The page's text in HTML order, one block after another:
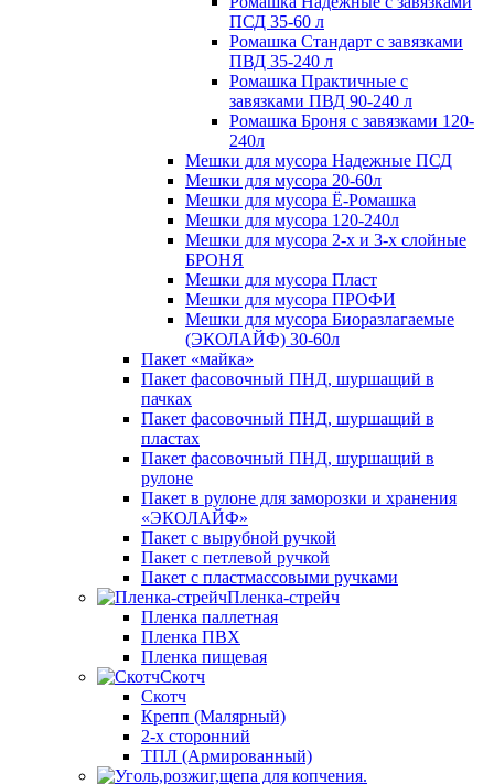
ПСД 35-60 л
Ромашка Стандарт с завязками
ПВД 35-240 л
Ромашка Практичные с
завязками ПВД 90-240 л
Ромашка Броня с завязками 120-
240л
Мешки для мусора Надежные ПСД
Мешки для мусора 20-60л
Мешки для мусора Ё-Ромашка
Мешки для мусора 120-240л
Мешки для мусора 2-х и 3-х слойные
БРОНЯ
Мешки для мусора Пласт
Мешки для мусора ПРОФИ
Мешки для мусора Биоразлагаемые
(ЭКОЛАЙФ) 30-60л
Пакет «майка»
Пакет фасовочный ПНД, шуршащий в
пачках
Пакет фасовочный ПНД, шуршащий в
пластах
Пакет фасовочный ПНД, шуршащий в
рулоне
Пакет в рулоне для заморозки и хранения
«ЭКОЛАЙФ»
Пакет с вырубной ручкой
Пакет с петлевой ручкой
Пакет с пластмассовыми ручками
Пленка-стрейч
Пленка паллетная
Пленка ПВХ
Пленка пищевая
Скотч
Скотч
Крепп (Малярный)
2-х сторонний
ТПЛ (Армированный)